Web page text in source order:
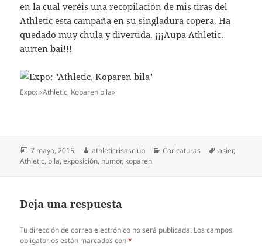
en la cual veréis una recopilación de mis tiras del
Athletic esta campaña en su singladura copera. Ha
quedado muy chula y divertida. ¡¡¡Aupa Athletic.
aurten bai!!!
Expo: «Athletic, Koparen bila»
Publicado
el
7 mayo, 2015 Autor
athleticrisasclub Categorías
Caricaturas Etiquetas
asier,
Athletic, bila,exposición, humor, koparen
Deja una respuesta
Tu dirección de correo electrónico no será publicada. Los campos
obligatorios están marcados con*